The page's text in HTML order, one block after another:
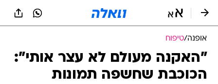
אופנה/טיפוח
"האקנה מעולם לא עצר אותי":
הכוכבת שחשפה תמונות